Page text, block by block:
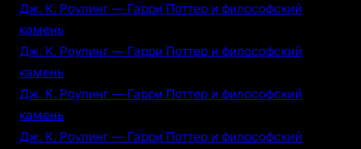
Дж. К. Роулинг — Гарри Поттер и философский
камень
Дж. К. Роулинг — Гарри Поттер и философский
камень
Дж. К. Роулинг — Гарри Поттер и философский
камень
Дж. К. Роулинг — Гарри Поттер и философский